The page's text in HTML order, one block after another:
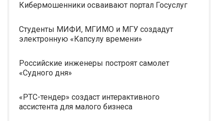
Кибермошенники осваивают портал Госуслуг
Студенты МИФИ, МГИМО и МГУ создадут
электронную «Капсулу времени»
Российские инженеры построят самолет
«Судного дня»
«РТС-тендер» создаст интерактивного
ассистента для малого бизнеса